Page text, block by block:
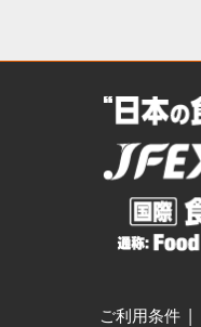
ご利用条件